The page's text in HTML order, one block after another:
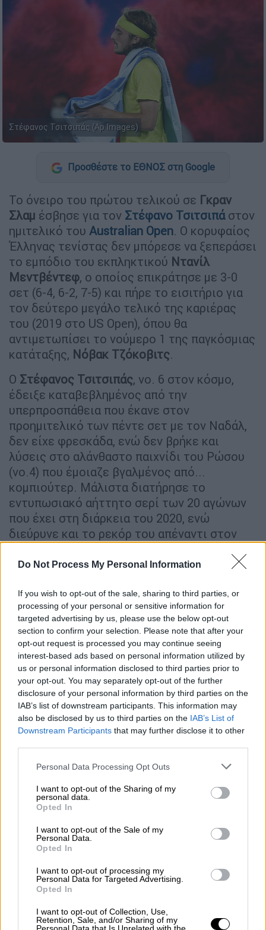
Do Not Process My Personal Information
If you wish to opt-out of the sale, sharing to third parties, or
processing of your personal or sensitive information for
targeted advertising by us, please use the below opt-out
section to confirm your selection. Please note that after your
opt-out request is processed you may continue seeing
interest-based ads based on personal information utilized by
us or personal information disclosed to third parties prior to
your opt-out. You may separately opt-out of the further
disclosure of your personal information by third parties on the
IAB’s list of downstream participants. This information may
also be disclosed by us to third parties on the IAB’s List of
Downstream Participants that may further disclose it to other
Please note that this website/app uses one or more Google
not limited to your visit or usage behaviour. You may click to
grant or deny consent to Google and its third-party tags to
use your data for below specified purposes in below Google
consent section.
Personal Data Processing Opt Outs
I want to opt-out of the Sharing of my
personal data.
Opted In
I want to opt-out of the Sale of my
Personal Data.
Opted In
I want to opt-out of processing my
Personal Data for Targeted Advertising.
Opted In
I want to opt-out of Collection, Use,
Retention, Sale, and/or Sharing of my
Στέφανος Τσιτσιπάς (Ap Images)
Προσθέστε το ΕΘΝΟΣ στη Google
Το όνειρο του πρώτου τελικού σε Γκραν
Σλαμ έσβησε για τον Στέφανο Τσιτσιπά στον
ημιτελικό του Australian Open. Ο κορυφαίος
Έλληνας τενίστας δεν μπόρεσε να ξεπεράσει
το εμπόδιο του εκπληκτικού Ντανίλ
Μεντβέντεφ, ο οποίος επικράτησε με 3-0
σετ (6-4, 6-2, 7-5) και πήρε το εισιτήριο για
τον δεύτερο μεγάλο τελικό της καριέρας
του (2019 στο US Open), όπου θα
αντιμετωπίσει το νούμερο 1 της παγκόσμιας
κατάταξης, Νόβακ Τζόκοβιτς.
Ο Στέφανος Τσιτσιπάς, νο. 6 στον κόσμο,
έδειξε καταβεβλημένος από την
υπερπροσπάθεια που έκανε στον
προημιτελικό των πέντε σετ με τον Ναδάλ,
δεν είχε φρεσκάδα, ενώ δεν βρήκε και
λύσεις στο αλάνθαστο παιχνίδι του Ρώσου
(νο.4) που έμοιαζε βγαλμένος από...
κομπιούτερ. Μάλιστα διατήρησε το
εντυπωσιακό αήττητο σερί των 20 αγώνων
που έχει στη διάρκεια του 2020, ενώ
διεύρυνε και το ρεκόρ του απέναντι στον
κορυφαίος Έλληνας τενίστας που έφτασε
καριέρας του (Australian Open 2019, 2021,
Roland Garros 2020) δεν μπόρεσε να κάνει
πραγματικότητα το όνειρο ενός τελικού
αλλά είναι βέβαιο πως αργά ή γρήγορα θα
φτάσει στην κορυφή.
Διαβάστε ακόμη:Στέφανος Τσιτσιπάς: Τι θα
μείνει τελικά, τα Harrods και το Tesla ή οι
επιτυχίες του;
Ήδη προτού συμπληρώσει τα 23 του ανήκει
στην ελίτ του παγκόσμιου τένις και
σύμφωνα με αναλυτές του αθλήματος